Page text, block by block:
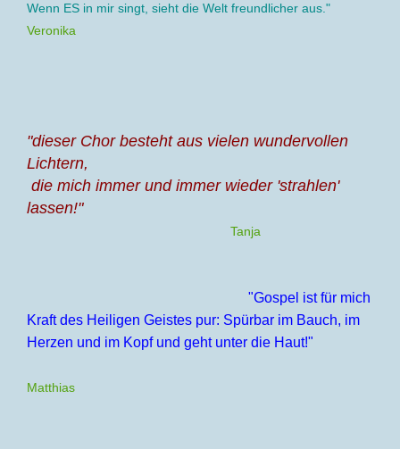
Wenn ES in mir singt, sieht die Welt freundlicher aus."
Veronika
"dieser Chor besteht aus vielen wundervollen
Lichtern,
die mich immer und immer wieder 'strahlen'
lassen!"
Tanja
"Gospel ist für mich
Kraft des Heiligen Geistes pur: Spürbar im Bauch, im
Herzen und im Kopf und geht unter die Haut!"
Matthias